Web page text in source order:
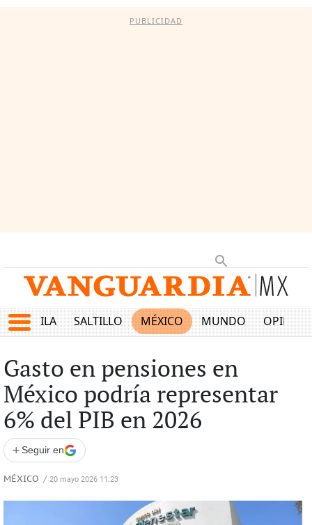
PUBLICIDAD
COAHUILA SALTILLO MÉXICO MUNDO OPINIÓN
Gasto en pensiones en
México podría representar
6% del PIB en 2026
+ Seguir en
MÉXICO / 20 mayo 2026 11:23